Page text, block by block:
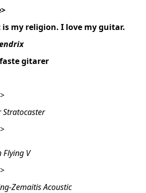
is my religion. I love my guitar.
gitarer
Stratocaster
Flying V
Zemaitis Acoustic